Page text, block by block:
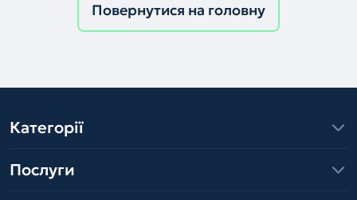
Повернутися на головну
Категорії
Послуги